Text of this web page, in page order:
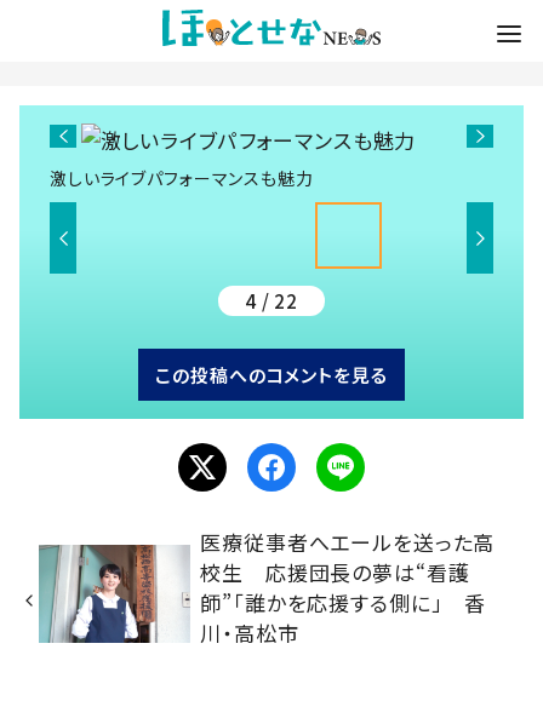
激しいライブパフォーマンスも魅力
4 / 22
この投稿へのコメントを見る
医療従事者へエールを送った高
校生 応援団長の夢は“看護
師”「誰かを応援する側に」 香
川・高松市